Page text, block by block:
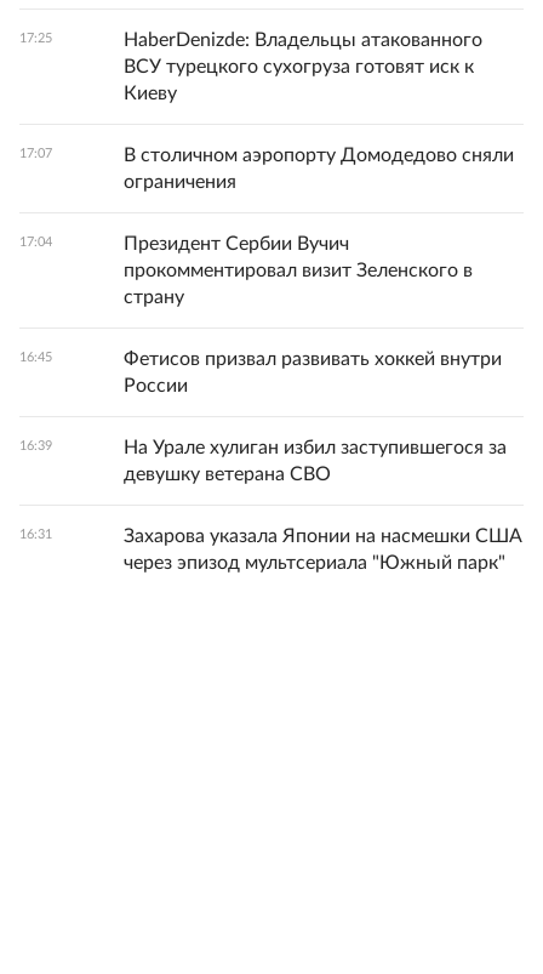
17:25
HaberDenizde: Владельцы атакованного
ВСУ турецкого сухогруза готовят иск к
Киеву
17:07
В столичном аэропорту Домодедово сняли
ограничения
17:04
Президент Сербии Вучич
прокомментировал визит Зеленского в
страну
16:45
Фетисов призвал развивать хоккей внутри
России
16:39
На Урале хулиган избил заступившегося за
девушку ветерана СВО
16:31
Захарова указала Японии на насмешки США
через эпизод мультсериала "Южный парк"